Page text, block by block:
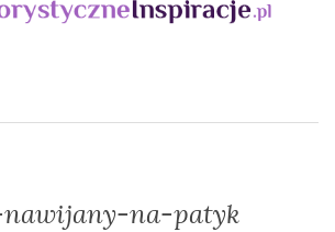
na-patyk